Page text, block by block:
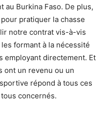
au Burkina Faso. De plus,
pratiquer la chasse
notre contrat vis-à-vis
formant à la nécessité
employant directement. Et
ont un revenu ou un
répond à tous ces
concernés.